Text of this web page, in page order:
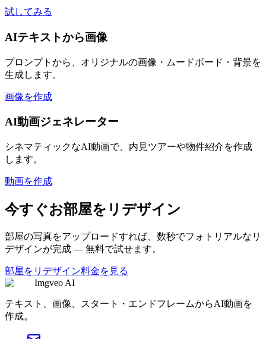
試してみる
AIテキストから画像
プロンプトから、オリジナルの画像・ムードボード・背景を
生成します。
画像を作成
AI動画ジェネレーター
シネマティックなAI動画で、内見ツアーや物件紹介を作成
します。
動画を作成
今すぐお部屋をリデザイン
部屋の写真をアップロードすれば、数秒でフォトリアルなリ
デザインが完成 — 無料で試せます。
部屋をリデザイン料金を見る
Imgveo AI
テキスト、画像、スタート・エンドフレームからAI動画を
作成。